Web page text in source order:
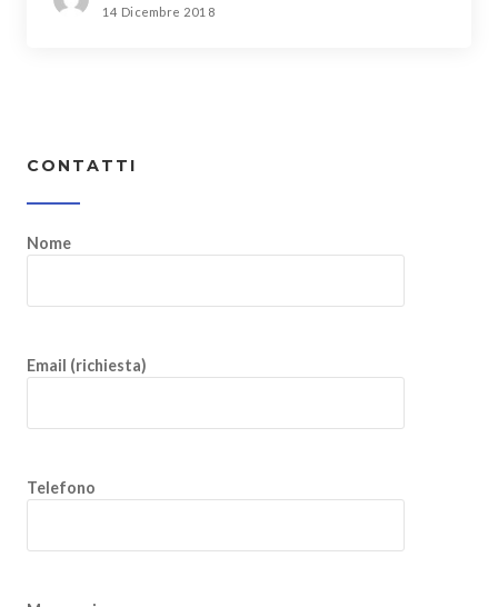
14 Dicembre 2018
CONTATTI
Nome
Email (richiesta)
Telefono